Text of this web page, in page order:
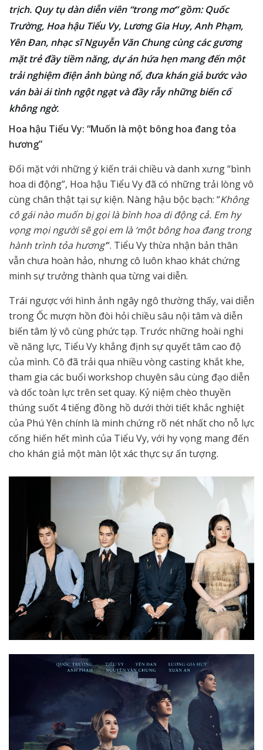
trịch. Quy tụ dàn diễn viên “trong mơ” gồm: Quốc
Trường, Hoa hậu Tiểu Vy, Lương Gia Huy, Anh Phạm,
Yên Đan, nhạc sĩ Nguyễn Văn Chung cùng các gương
mặt trẻ đầy tiềm năng, dự án hứa hẹn mang đến một
trải nghiệm điện ảnh bùng nổ, đưa khán giả bước vào
ván bài ái tình ngột ngạt và đầy rẫy những biến cố
không ngờ.
Hoa hậu Tiểu Vy: “Muốn là một bông hoa đang tỏa
hương”
Đối mặt với những ý kiến trái chiều và danh xưng “bình
hoa di động”, Hoa hậu Tiểu Vy đã có những trải lòng vô
cùng chân thật tại sự kiện. Nàng hậu bộc bạch: “Không
cô gái nào muốn bị gọi là bình hoa di động cả. Em hy
vọng mọi người sẽ gọi em là ‘một bông hoa đang trong
hành trình tỏa hương’“. Tiểu Vy thừa nhận bản thân
vẫn chưa hoàn hảo, nhưng cô luôn khao khát chứng
minh sự trưởng thành qua từng vai diễn.
Trái ngược với hình ảnh ngây ngô thường thấy, vai diễn
trong Ốc mượn hồn đòi hỏi chiều sâu nội tâm và diễn
biến tâm lý vô cùng phức tạp. Trước những hoài nghi
về năng lực, Tiểu Vy khẳng định sự quyết tâm cao độ
của mình. Cô đã trải qua nhiều vòng casting khắt khe,
tham gia các buổi workshop chuyên sâu cùng đạo diễn
và dốc toàn lực trên set quay. Kỷ niệm chèo thuyền
thúng suốt 4 tiếng đồng hồ dưới thời tiết khắc nghiệt
của Phú Yên chính là minh chứng rõ nét nhất cho nỗ lực
cống hiến hết mình của Tiểu Vy, với hy vọng mang đến
cho khán giả một màn lột xác thực sự ấn tượng.